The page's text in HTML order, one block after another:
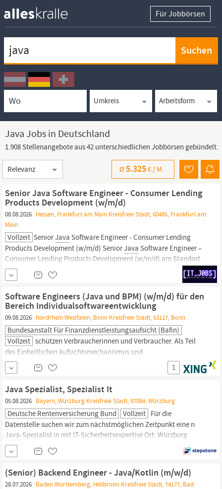
Für Jobbörsen
Ortssuche
Umkreissuche
Arbeitsform
Java Jobs in Deutschland
1.908 Stellenangebote aus 42 unterschiedlichen Jobbörsen gebündelt.
Sortierung
Ø5.325€ / M.
Senior Java Software Engineer - Consumer Lending
Products Development (w/m/d)
08.08.2026 Hessen, Frankfurt am Main Kreisfreie Stadt, 60486, Frankfurt am
Main
Vollzeit SeniorJava Software Engineer - Consumer Lending
Products Development (w/m/d) SeniorJava Software Engineer –
Consumer Lending Products Development (w/m/d) am Standort
Frankfurt oder Nürnberg Du möchtest nachhaltige
Softwarelösungen entwickeln, die täglich von tausenden
Kundinnen und Kunden genutzt werden? Du übernimmst gerne...
Software Engineers (Java und BPM) (w/m/d) für den
Bereich Individualsoftwareentwicklung
09.08.2026 Nordrhein Westfalen, Bonn Kreisfreie Stadt, 53117, Bonn
Bundesanstalt Für Finanzdienstleistungsaufsicht (Bafin)
Vollzeit schützen Verbraucherinnen und Verbraucher. Als Teil
des Einheitlichen Aufsichtsmechanismus und
Abwicklungsmechanismus für die Banken der Eurozone sind wir
in Europa und weltweit vernetzt und gestalten europäische und
nächstmöglichen Zeitpunkt mehrere Software Engineers (
und BPM) (w/m/d)
1
Java Spezialist, Spezialist It
05.08.2026 Bayern, Würzburg Kreisfreie Stadt, 97084, Würzburg
Deutsche Rentenversicherung Bund Vollzeit Für die
Datenstelle suchen wir zum nächstmöglichen Zeitpunkt eine n
Java-Spezialist in mit IT-Sicherheitsexpertise Ort: Würzburg
Eintrittsdatum: Sofort Bewerbungsfrist: 31.08.2026
Ausschreibungsnummer: 05-033-2026 Beschäftigung: Vollzeit
(Teilzeit ist grundsätzlich möglich) Vergütung: E11 TV EntgO-DRV
Tätigkeitsbereich Als Teil der Datenstelle der...
(Senior) Backend Engineer - Java/Kotlin (m/w/d)
28.07.2026 Baden Württemberg, Heilbronn Kreisfreie Stadt, 74177, Bad